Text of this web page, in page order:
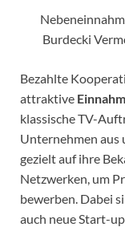
Burdecki
Bezahlte
attraktive
klassische TV-
Unternehmen aus
gezielt auf ihre
Netzwerken, um
bewerben. Dabei
auch neue Start-